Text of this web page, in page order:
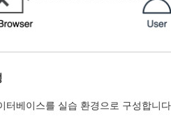
터베이스를 실습 환경으로 구성합니